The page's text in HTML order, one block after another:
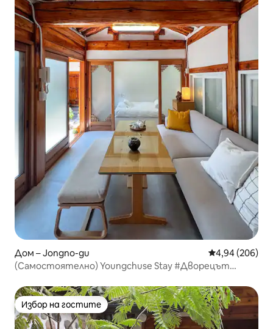
Дом – Jongno-gu Средна
4,94 (206)
(Самостоятелно) Youngchuse Stay #Дворецът
Избор на гостите
Избор на гостите